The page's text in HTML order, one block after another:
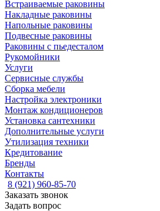
Встраиваемые раковины
Накладные раковины
Напольные раковины
Подвесные раковины
Раковины с пьедесталом
Рукомойники
Услуги
Сервисные службы
Сборка мебели
Настройка электроники
Монтаж кондиционеров
Установка сантехники
Дополнительные услуги
Утилизация техники
Кредитование
Бренды
Контакты
8 (921) 960-85-70
Заказать звонок
Задать вопрос